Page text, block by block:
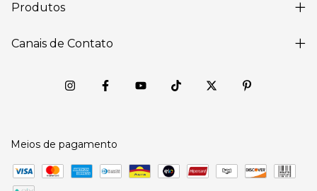
Produtos
Canais de Contato
Meios de pagamento